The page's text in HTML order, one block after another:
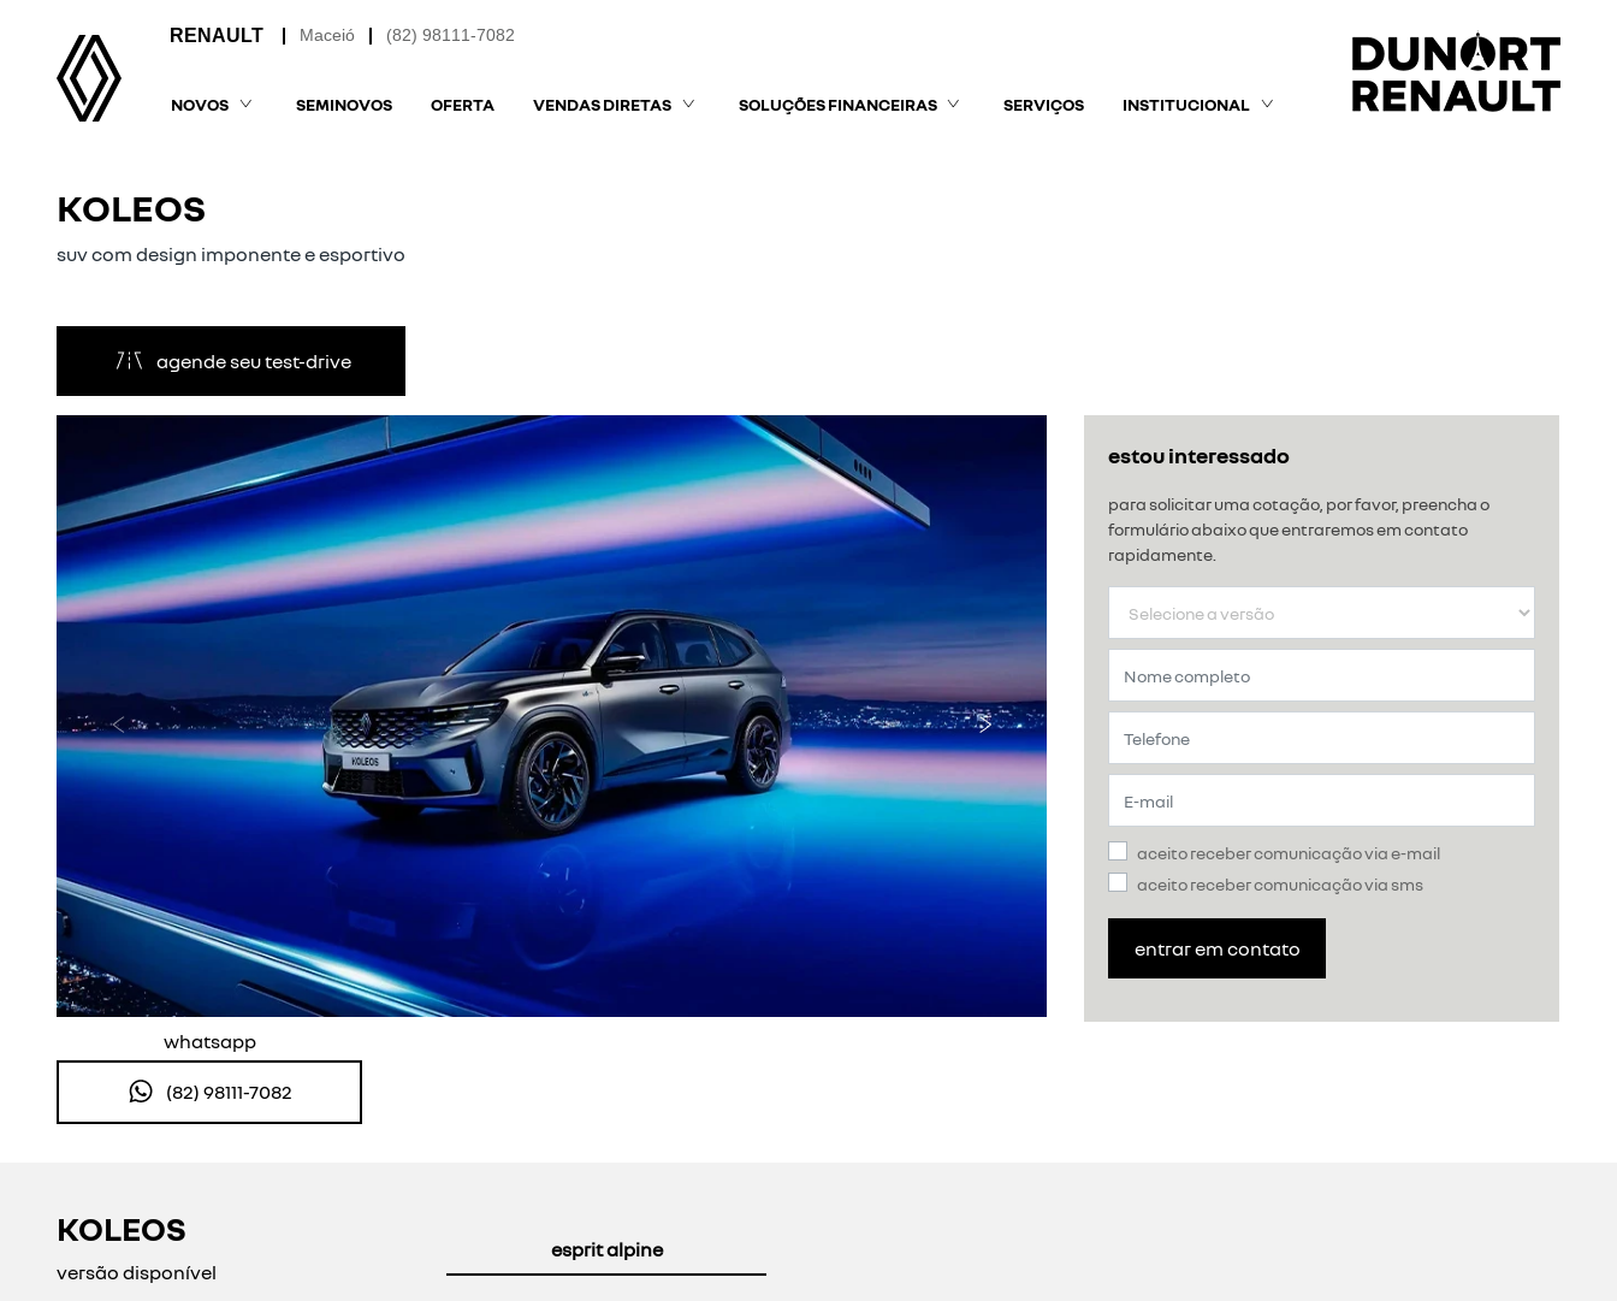
(82) 98111-7082
Maceió
NOVOS SEMINOVOS OFERTA VENDAS DIRETAS SOLUÇÕES FINANCEIRAS SERVIÇOS INSTITUCIONAL
KOLEOS
suv com design imponente e esportivo
agende seu test-drive
estou interessado
para solicitar uma cotação, por favor, preencha o
formulário abaixo que entraremos em contato
rapidamente.
aceito receber comunicação via e-mail
aceito receber comunicação via sms
entrar em contato
Anterior Próximo
whatsapp
(82) 98111-7082
KOLEOS
versão disponível
esprit alpine